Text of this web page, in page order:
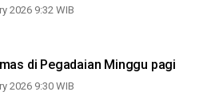
2026 9:32 WIB
di Pegadaian Minggu pagi
2026 9:30 WIB